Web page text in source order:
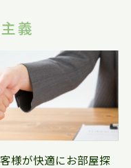
義
様が快適にお部屋探